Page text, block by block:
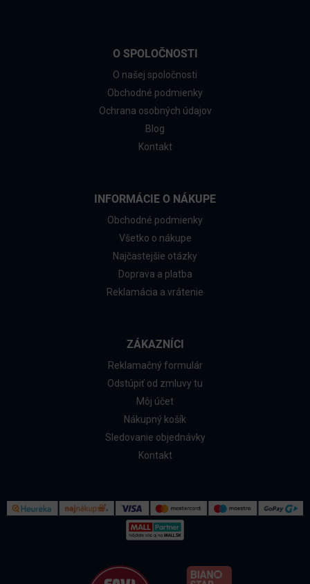
O SPOLOČNOSTI
O našej spoločnosti
Obchodné podmienky
Ochrana osobných údajov
Blog
Kontakt
INFORMÁCIE O NÁKUPE
Obchodné podmienky
Všetko o nákupe
Najčastejšie otázky
Doprava a platba
Reklamácia a vrátenie
ZÁKAZNÍCI
Reklamačný formulár
Odstúpiť od zmluvy tu
Môj účet
Nákupný košík
Sledovanie objednávky
Kontakt